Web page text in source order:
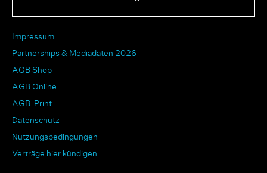
Impressum
Partnerships & Mediadaten 2026
AGB Shop
AGB Online
AGB-Print
Datenschutz
Nutzungsbedingungen
Verträge hier kündigen